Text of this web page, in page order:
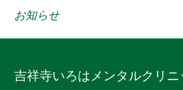
お知らせ
吉祥寺いろはメンタルクリニ